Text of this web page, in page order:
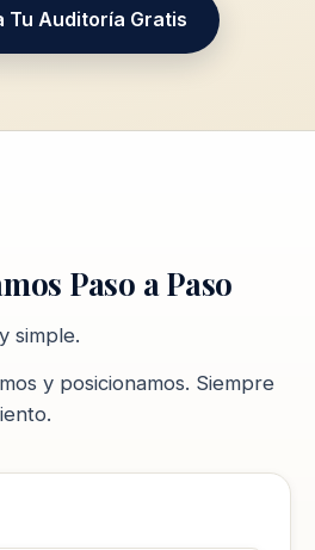
Tu Auditoría Gratis
Paso a Paso
simple.
y posicionamos. Siempre